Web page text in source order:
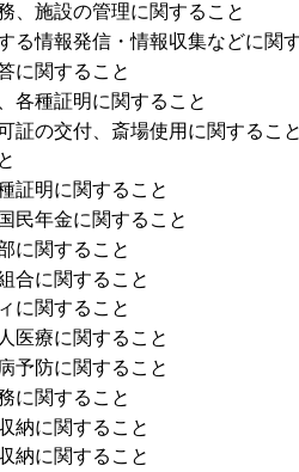
、施設の管理に関すること
る情報発信・情報収集などに関
に関すること
各種証明に関すること
証の交付、斎場使用に関すること
証明に関すること
民年金に関すること
に関すること
合に関すること
に関すること
医療に関すること
予防に関すること
に関すること
納に関すること
納に関すること